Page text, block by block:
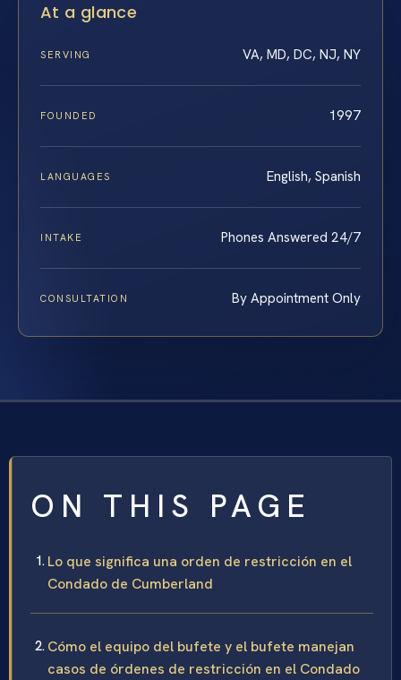
At a glance
SERVING VA, MD, DC, NJ, NY
FOUNDED 1997
LANGUAGES English, Spanish
INTAKE Phones Answered 24/7
CONSULTATION By Appointment Only
ON THIS PAGE
Lo que significa una orden de restricción en el
Condado de Cumberland
Cómo el equipo del bufete y el bufete manejan
casos de órdenes de restricción en el Condado